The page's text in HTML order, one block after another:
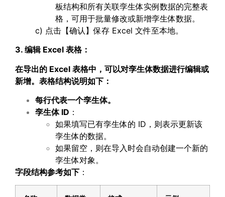
板结构和所有关联孪生体实例数据的完整表
格，可用于批量修改或新增孪生体数据。
c) 点击【确认】保存 Excel 文件至本地。
3. 编辑 Excel 表格：
在导出的 Excel 表格中，可以对孪生体数据进行编辑或
新增。表格结构说明如下：
每行代表一个孪生体。
孪生体ID ：
如果填写已有孪生体的 ID，则表示更新该
孪生体的数据。
如果留空，则在导入时会自动创建一个新的
孪生体对象。
字段结构参考如下 ：